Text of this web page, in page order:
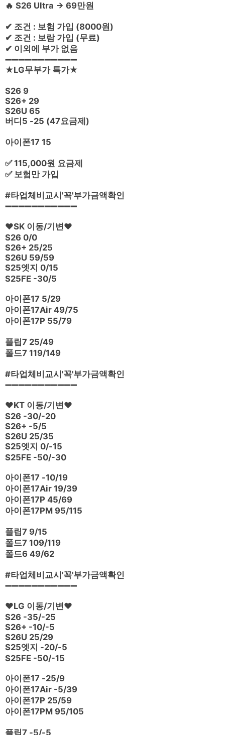
🔥 S26 Ultra → 69만원
✔ 조건 : 보험 가입 (8000원)
✔ 조건 : 보람 가입 (무료)
✔ 이외에 부가 없음
➖➖➖➖➖➖➖➖➖➖➖
★LG무부가 특가★
S26 9
S26+ 29
S26U 65
버디5 -25 (47요금제)
아이폰17 15
✅ 115,000원 요금제
✅ 보험만 가입
#타업체비교시'꼭'부가금액확인
➖➖➖➖➖➖➖➖➖➖➖
❤️SK 이동/기변❤️
S26 0/0
S26+ 25/25
S26U 59/59
S25엣지 0/15
S25FE -30/5
아이폰17 5/29
아이폰17Air 49/75
아이폰17P 55/79
플립7 25/49
폴드7 119/149
#타업체비교시'꼭'부가금액확인
➖➖➖➖➖➖➖➖➖➖➖
❤️KT 이동/기변❤️
S26 -30/-20
S26+ -5/5
S26U 25/35
S25엣지 0/-15
S25FE -50/-30
아이폰17 -10/19
아이폰17Air 19/39
아이폰17P 45/69
아이폰17PM 95/115
플립7 9/15
폴드7 109/119
폴드6 49/62
#타업체비교시'꼭'부가금액확인
➖➖➖➖➖➖➖➖➖➖➖
❤️LG 이동/기변❤️
S26 -35/-25
S26+ -10/-5
S26U 25/29
S25엣지 -20/-5
S25FE -50/-15
아이폰17 -25/9
아이폰17Air -5/39
아이폰17P 25/59
아이폰17PM 95/105
플립7 -5/-5